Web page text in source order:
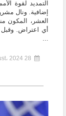
التمديد لقوة
إضافية. ونال
العشر، المكون
أي اعتراض. وقبل
...